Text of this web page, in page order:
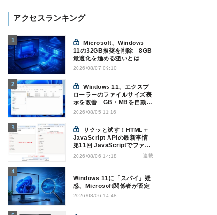
アクセスランキング
11の32GB推奨を削除 8GB
最適化を進める狙いとは
2026/08/07 09:10
Windows 11、エクスプ
ローラーのファイルサイズ表
示を改善 GB・MBを自動表
示へ
2026/08/05 11:16
サクッと試す！HTML＋
JavaScript APIの最新事情
第11回 JavaScriptでファイ
ル管理！Origin Private File
2026/08/06 14:18 連載
Windows 11に「スパイ」疑
惑、Microsoft関係者が否定
2026/08/06 14:48